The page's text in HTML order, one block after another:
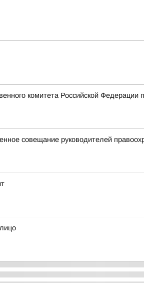
комитета Российской Федерации
совещание руководителей